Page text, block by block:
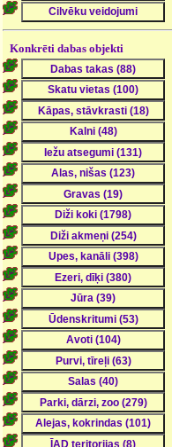
Konkrēti dabas objekti